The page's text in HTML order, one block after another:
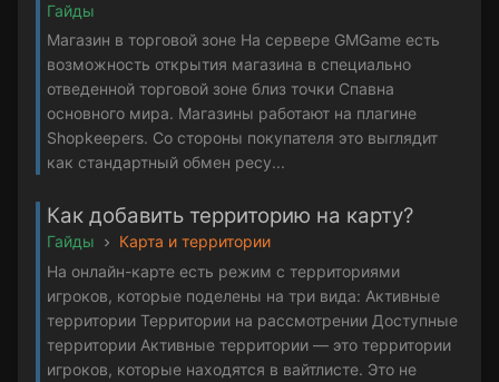
Гайды
Магазин в торговой зоне На сервере GMGame есть
возможность открытия магазина в специально
отведенной торговой зоне близ точки Спавна
основного мира. Магазины работают на плагине
Shopkeepers. Со стороны покупателя это выглядит
как стандартный обмен ресу...
Как добавить территорию на карту?
Гайды
Карта и территории
На онлайн-карте есть режим с территориями
игроков, которые поделены на три вида: Активные
территории Территории на рассмотрении Доступные
территории Активные территории — это территории
игроков, которые находятся в вайтлисте. Это не